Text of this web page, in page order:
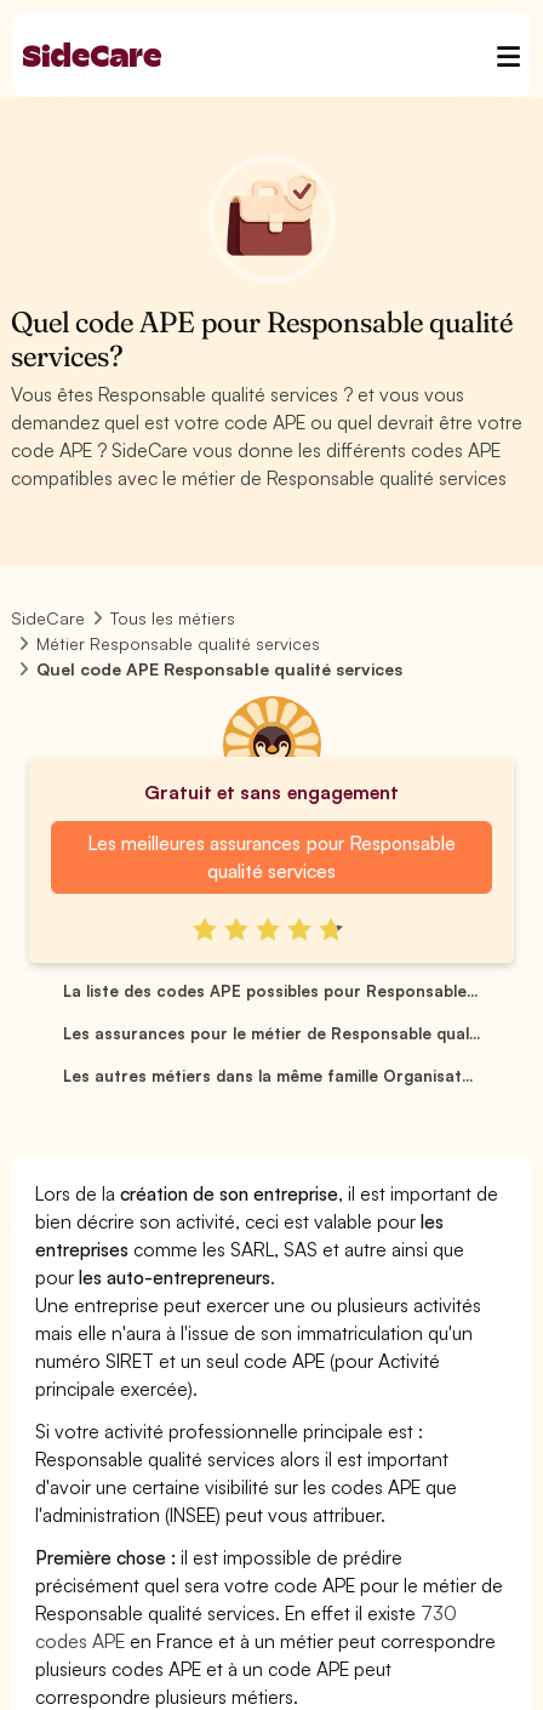
Quel code APE pour Responsable qualité
services?
Vous êtes Responsable qualité services ? et vous vous
demandez quel est votre code APE ou quel devrait être votre
code APE ? SideCare vous donne les différents codes APE
compatibles avec le métier de Responsable qualité services
SideCare
Tous les métiers
Métier Responsable qualité services
Quel code APE Responsable qualité services
Gratuit et sans engagement
Les meilleures assurances pour Responsable
qualité services
La liste des codes APE possibles pour Responsable...
Les assurances pour le métier de Responsable qual...
Les autres métiers dans la même famille Organisat...
Lors de lacréation de son entreprise, il est important de
bien décrire son activité, ceci est valable pourles
entreprises comme les SARL, SAS et autre ainsi que
pourles auto-entrepreneurs.
Une entreprise peut exercer une ou plusieurs activités
mais elle n'aura à l'issue de son immatriculation qu'un
numéro SIRET et un seul code APE (pour Activité
principale exercée).
Si votre activité professionnelle principale est :
Responsable qualité services alors il est important
d'avoir une certaine visibilité sur les codes APE que
l'administration (INSEE) peut vous attribuer.
Première chose : il est impossible de prédire
précisément quel sera votre code APE pour le métier de
Responsable qualité services. En effet il existe 730
codes APE en France et à un métier peut correspondre
plusieurs codes APE et à un code APE peut
correspondre plusieurs métiers.